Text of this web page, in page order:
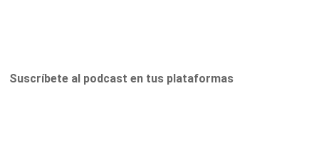
Suscríbete al podcast en tus plataformas